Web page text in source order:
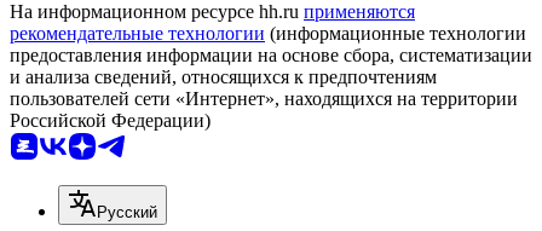
На информационном ресурсе hh.ru применяются
рекомендательные технологии (информационные технологии
предоставления информации на основе сбора, систематизации
и анализа сведений, относящихся к предпочтениям
пользователей сети «Интернет», находящихся на территории
Российской Федерации)
Русский